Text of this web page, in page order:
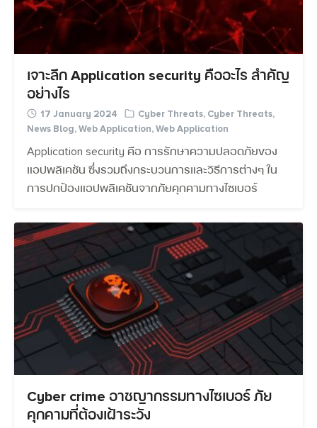
เจาะลึก Application security คืออะไร สำคัญ
อย่างไร
17 January 2024 Cyber Threats, Cyber Threats,
News Blog,Web Application,Web Application
Application security คือ การรักษาความปลอดภัยของ
แอปพลิเคชัน ซึ่งรวมถึงกระบวนการและวิธีการต่างๆ ใน
การปกป้องแอปพลิเคชันจากภัยคุกคามทางไซเบอร์
Cyber crime อาชญากรรมทางไซเบอร์ ภัย
คุกคามที่ต้องเฝ้าระวัง